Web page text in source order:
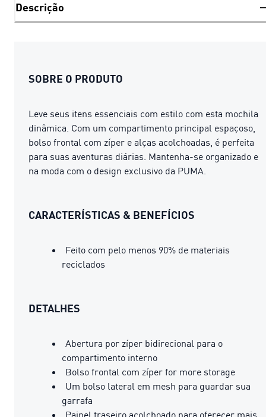
Descrição
SOBRE O PRODUTO
Leve seus itens essenciais com estilo com esta mochila
dinâmica. Com um compartimento principal espaçoso,
bolso frontal com zíper e alças acolchoadas, é perfeita
para suas aventuras diárias. Mantenha-se organizado e
na moda com o design exclusivo da PUMA.
CARACTERÍSTICAS & BENEFÍCIOS
Feito com pelo menos 90% de materiais
reciclados
DETALHES
Abertura por zíper bidirecional para o
compartimento interno
Bolso frontal com zíper for more storage
Um bolso lateral em mesh para guardar sua
garrafa
Painel traseiro acolchoado para oferecer mais